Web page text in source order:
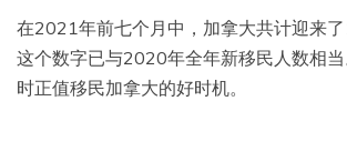
在2021年前七个月中，加拿大共计迎来了
这个数字已与2020年全年新移民人数相
时正值移民加拿大的好时机。